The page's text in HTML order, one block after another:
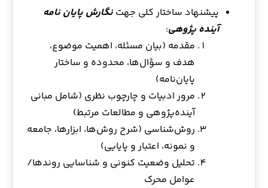
پیشنهاد ساختار کلی جهتنگارش پایان نامه
آینده پژوهی:
مقدمه (بیان مسئله، اهمیت موضوع،
هدف و سؤال‌ها، محدوده و ساختار
پایان‌نامه)
مرور ادبیات و چارچوب نظری (شامل مبانی
آینده‌پژوهی و مطالعات مرتبط)
روش‌شناسی (شرح روش‌ها، ابزارها، جامعه
و نمونه، اعتبار و پایایی)
تحلیل وضعیت کنونی و شناسایی روندها/
عوامل محرک